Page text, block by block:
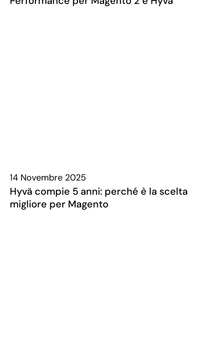
14 Novembre 2025
Hyvä compie 5 anni: perché è la scelta
migliore per Magento